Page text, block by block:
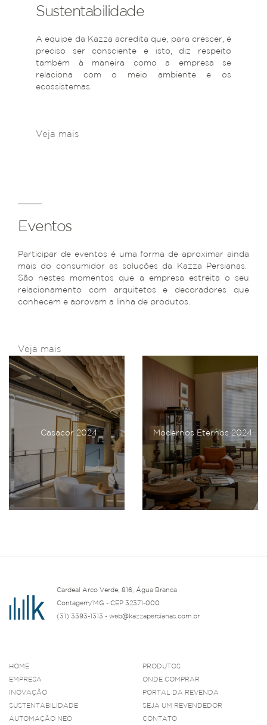
Sustentabilidade
A equipe da Kazza acredita que, para crescer, é
preciso ser consciente e isto, diz respeito
também à maneira como a empresa se
relaciona com o meio ambiente e os
ecossistemas.
Veja mais
Eventos
Participar de eventos é uma forma de aproximar ainda
mais do consumidor as soluções da Kazza Persianas.
São nestes momentos que a empresa estreita o seu
relacionamento com arquitetos e decoradores que
conhecem e aprovam a linha de produtos.
Veja mais
Casacor 2024 Modernos Eternos 2024
Cardeal Arco Verde, 816, Água Branca
Contagem/MG - CEP 32371-000
(31) 3393-1313 - web@kazzapersianas.com.br
HOME
EMPRESA
INOVAÇÃO
SUSTENTABILIDADE
AUTOMAÇÃO NEO
PRODUTOS
ONDE COMPRAR
PORTAL DA REVENDA
SEJA UM REVENDEDOR
CONTATO